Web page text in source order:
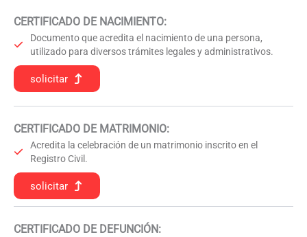
CERTIFICADO DE NACIMIENTO:
Documento que acredita el nacimiento de una persona,
utilizado para diversos trámites legales y administrativos.
solicitar
CERTIFICADO DE MATRIMONIO:
Acredita la celebración de un matrimonio inscrito en el
Registro Civil.
solicitar
CERTIFICADO DE DEFUNCIÓN: